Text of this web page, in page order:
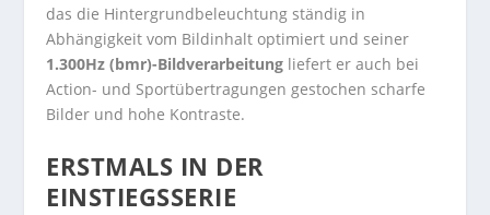
das die Hintergrundbeleuchtung ständig in
Abhängigkeit vom Bildinhalt optimiert und seiner
1.300Hz (bmr)-Bildverarbeitung liefert er auch bei
Action- und Sportübertragungen gestochen scharfe
Bilder und hohe Kontraste.
ERSTMALS IN DER
EINSTIEGSSERIE